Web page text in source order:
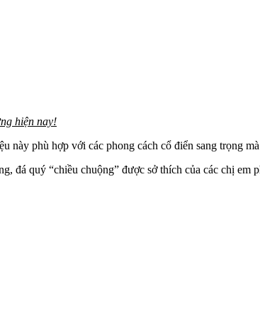
hiện nay!
này phù hợp với các phong cách cổ điển sang trọng
đá quý “chiều chuộng” được sở thích của các chị em